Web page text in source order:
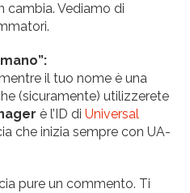
cambia. Vediamo di
il tuo nome è una
(sicuramente) utilizzerete
è l’ID di Universal
che inizia sempre con UA-
pure un commento. Ti